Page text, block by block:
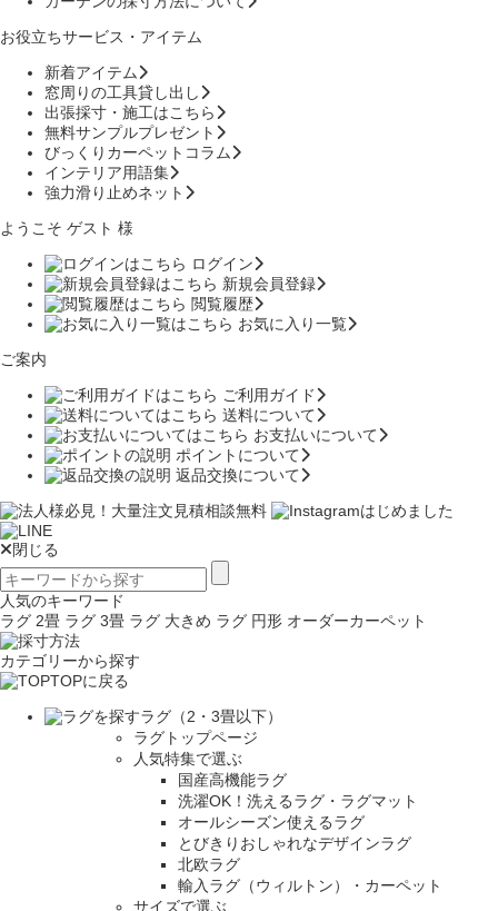
お役立ちサービス・アイテム
新着アイテム
窓周りの工具貸し出し
出張採寸・施工はこちら
無料サンプルプレゼント
びっくりカーペットコラム
インテリア用語集
強力滑り止めネット
ようこそ ゲスト 様
ログイン
新規会員登録
閲覧履歴
お気に入り一覧
ご案内
ご利用ガイド
送料について
お支払いについて
ポイントについて
返品交換について
閉じる
人気のキーワード
ラグ 2畳 ラグ 3畳 ラグ 大きめ ラグ 円形 オーダーカーペット
カテゴリーから探す
TOPに戻る
ラグ（2・3畳以下）
ラグトップページ
人気特集で選ぶ
国産高機能ラグ
洗濯OK！洗えるラグ・ラグマット
オールシーズン使えるラグ
とびきりおしゃれなデザインラグ
北欧ラグ
輸入ラグ（ウィルトン）・カーペット
サイズで選ぶ